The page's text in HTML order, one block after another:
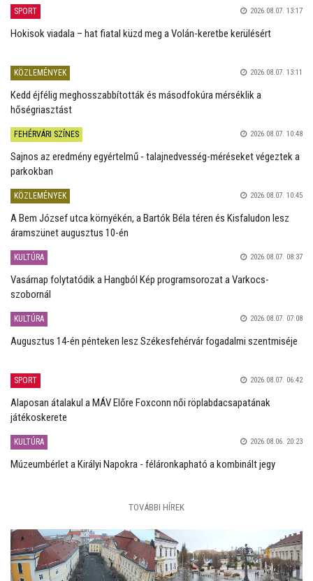
SPORT 2026.08.07. 13:17
Hokisok viadala – hat fiatal küzd meg a Volán-keretbe kerülésért
KÖZLEMÉNYEK 2026.08.07. 13:11
Kedd éjfélig meghosszabbították és másodfokúra mérséklik a
hőségriasztást
FEHÉRVÁRI SZÍNES 2026.08.07. 10:48
Sajnos az eredmény egyértelmű - talajnedvesség-méréseket végeztek a
parkokban
KÖZLEMÉNYEK 2026.08.07. 10:45
A Bem József utca környékén, a Bartók Béla téren és Kisfaludon lesz
áramszünet augusztus 10-én
KULTÚRA 2026.08.07. 08:37
Vasárnap folytatódik a Hangból Kép programsorozat a Varkocs-
szobornál
KULTÚRA 2026.08.07. 07:08
Augusztus 14-én pénteken lesz Székesfehérvár fogadalmi szentmiséje
SPORT 2026.08.07. 06:42
Alaposan átalakul a MÁV Előre Foxconn női röplabdacsapatának
játékoskerete
KULTÚRA 2026.08.06. 20:23
Múzeumbérlet a Királyi Napokra - féláronkapható a kombinált jegy
TOVÁBBI HÍREK